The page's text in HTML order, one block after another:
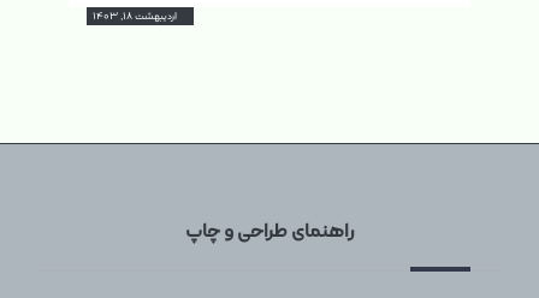
اردیبهشت ۱۸, ۱۴۰۳
راهنمای طراحی و چاپ